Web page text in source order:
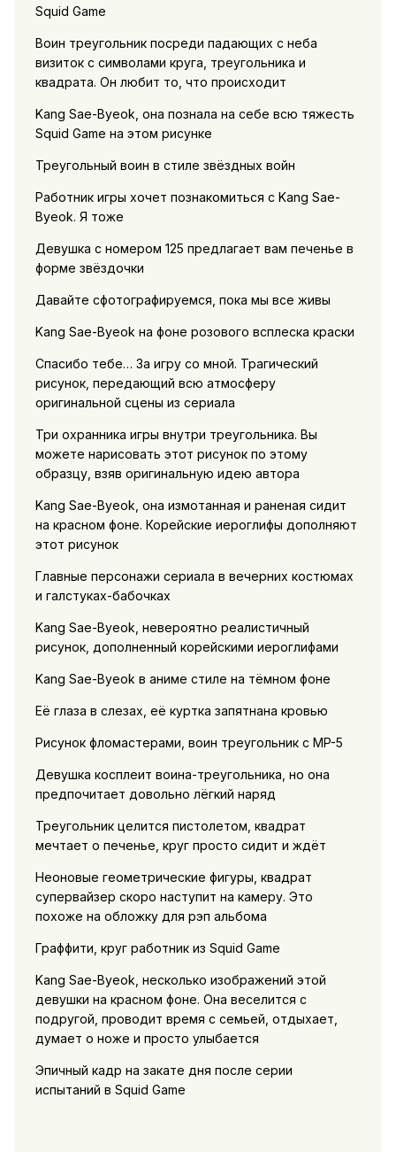
Squid Game
Воин треугольник посреди падающих с неба
визиток с символами круга, треугольника и
квадрата. Он любит то, что происходит
Kang Sae-Byeok, она познала на себе всю тяжесть
Squid Game на этом рисунке
Треугольный воин в стиле звёздных войн
Работник игры хочет познакомиться с Kang Sae-
Byeok. Я тоже
Девушка с номером 125 предлагает вам печенье в
форме звёздочки
Давайте сфотографируемся, пока мы все живы
Kang Sae-Byeok на фоне розового всплеска краски
Спасибо тебе… За игру со мной. Трагический
рисунок, передающий всю атмосферу
оригинальной сцены из сериала
Три охранника игры внутри треугольника. Вы
можете нарисовать этот рисунок по этому
образцу, взяв оригинальную идею автора
Kang Sae-Byeok, она измотанная и раненая сидит
на красном фоне. Корейские иероглифы дополняют
этот рисунок
Главные персонажи сериала в вечерних костюмах
и галстуках-бабочках
Kang Sae-Byeok, невероятно реалистичный
рисунок, дополненный корейскими иероглифами
Kang Sae-Byeok в аниме стиле на тёмном фоне
Её глаза в слезах, её куртка запятнана кровью
Рисунок фломастерами, воин треугольник с MP-5
Девушка косплеит воина-треугольника, но она
предпочитает довольно лёгкий наряд
Треугольник целится пистолетом, квадрат
мечтает о печенье, круг просто сидит и ждёт
Неоновые геометрические фигуры, квадрат
супервайзер скоро наступит на камеру. Это
похоже на обложку для рэп альбома
Граффити, круг работник из Squid Game
Kang Sae-Byeok, несколько изображений этой
девушки на красном фоне. Она веселится с
подругой, проводит время с семьей, отдыхает,
думает о ноже и просто улыбается
Эпичный кадр на закате дня после серии
испытаний в Squid Game